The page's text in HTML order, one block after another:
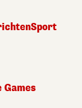
Sport
Games